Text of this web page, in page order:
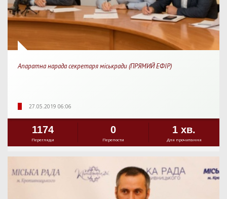
Апаратна нарада секретаря міськради (ПРЯМИЙ ЕФІР)
27.05.2019 06:06
1174
Перегляди
0
Перепости
1 хв.
Для прочитання